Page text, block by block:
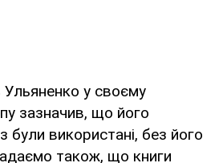
у своєму
зазначив, що його
були використані, без його
також, що книги